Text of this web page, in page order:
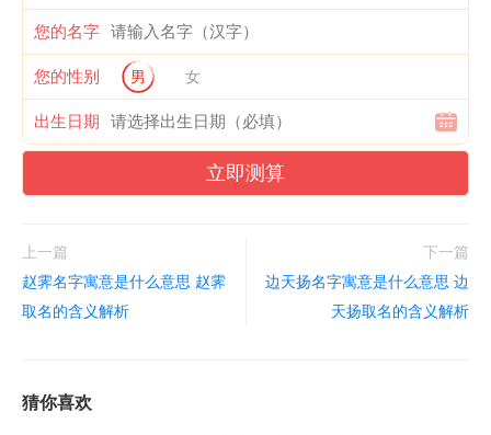
您的名字
您的性别 男 女
出生日期
立即测算
上一篇
赵霁名字寓意是什么意思 赵霁
取名的含义解析
下一篇
边天扬名字寓意是什么意思 边
天扬取名的含义解析
猜你喜欢